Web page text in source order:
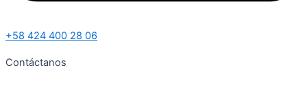
+58 424 400 28 06
Contáctanos